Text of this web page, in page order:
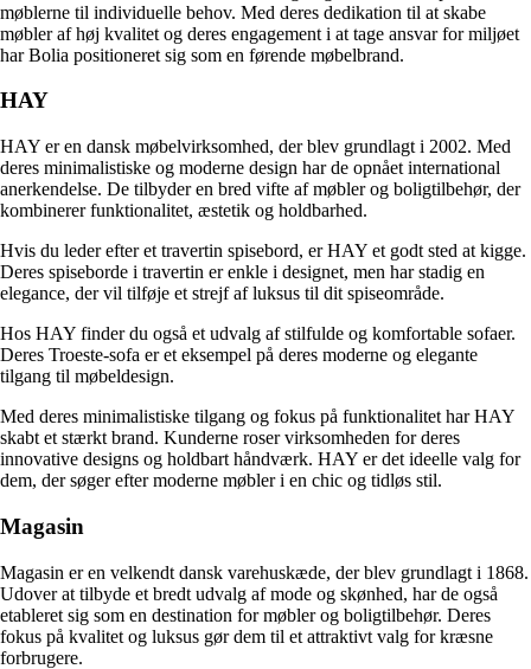
møblerne til individuelle behov. Med deres dedikation til at skabe
møbler af høj kvalitet og deres engagement i at tage ansvar for miljøet
har Bolia positioneret sig som en førende møbelbrand.
HAY
HAY er en dansk møbelvirksomhed, der blev grundlagt i 2002. Med
deres minimalistiske og moderne design har de opnået international
anerkendelse. De tilbyder en bred vifte af møbler og boligtilbehør, der
kombinerer funktionalitet, æstetik og holdbarhed.
Hvis du leder efter et travertin spisebord, er HAY et godt sted at kigge.
Deres spiseborde i travertin er enkle i designet, men har stadig en
elegance, der vil tilføje et strejf af luksus til dit spiseområde.
Hos HAY finder du også et udvalg af stilfulde og komfortable sofaer.
Deres Troeste-sofa er et eksempel på deres moderne og elegante
tilgang til møbeldesign.
Med deres minimalistiske tilgang og fokus på funktionalitet har HAY
skabt et stærkt brand. Kunderne roser virksomheden for deres
innovative designs og holdbart håndværk. HAY er det ideelle valg for
dem, der søger efter moderne møbler i en chic og tidløs stil.
Magasin
Magasin er en velkendt dansk varehuskæde, der blev grundlagt i 1868.
Udover at tilbyde et bredt udvalg af mode og skønhed, har de også
etableret sig som en destination for møbler og boligtilbehør. Deres
fokus på kvalitet og luksus gør dem til et attraktivt valg for kræsne
forbrugere.